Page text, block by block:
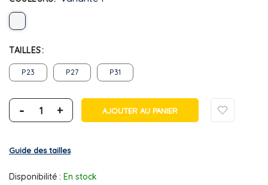
TAILLES
P23 P27 P31
- + AJOUTER AU PANIER
Guide des tailles
Disponibilité : En stock